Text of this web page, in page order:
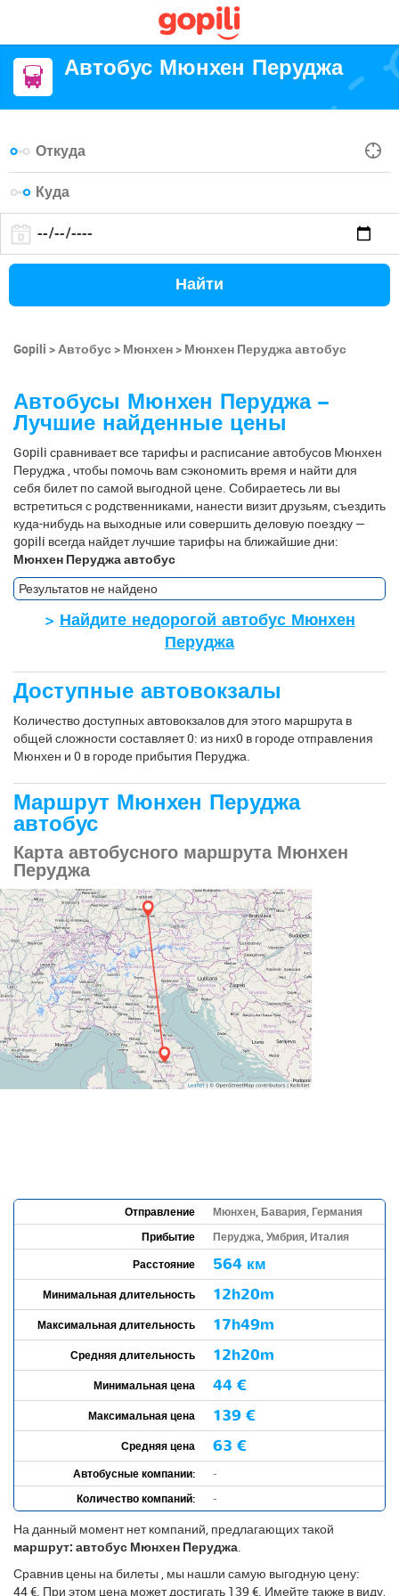
Автобус Мюнхен Перуджа
Найти
Gopili Автобус Мюнхен Мюнхен Перуджа автобус
Автобусы Мюнхен Перуджа –
Лучшие найденные цены
Gopili сравнивает все тарифы и расписание автобусов Мюнхен
Перуджа , чтобы помочь вам сэкономить время и найти для
себя билет по самой выгодной цене. Собираетесь ли вы
встретиться с родственниками, нанести визит друзьям, съездить
куда-нибудь на выходные или совершить деловую поездку —
gopili всегда найдет лучшие тарифы на ближайшие дни:
Мюнхен Перуджа автобус
Результатов не найдено
> Найдите недорогой автобус Мюнхен
Перуджа
Доступные автовокзалы
Количество доступных автовокзалов для этого маршрута в
общей сложности составляет 0: из них0 в городе отправления
Мюнхен и 0 в городе прибытия Перуджа.
Маршрут Мюнхен Перуджа
автобус
Карта автобусного маршрута Мюнхен
Перуджа
Отправление
Мюнхен, Бавария, Германия
Прибытие
Перуджа, Умбрия, Италия
Расстояние
564 км
Минимальная длительность 12h20m
Максимальная длительность 17h49m
Средняя длительность 12h20m
Минимальная цена 44 €
Максимальная цена 139 €
Средняя цена 63 €
Автобусные компании:
-
Количество компаний:
-
На данный момент нет компаний, предлагающих такой
маршрут: автобус Мюнхен Перуджа
Сравнив цены на билеты , мы нашли самую выгодную цену:
44 €. При этом цена может достигать 139 €. Имейте также в виду,